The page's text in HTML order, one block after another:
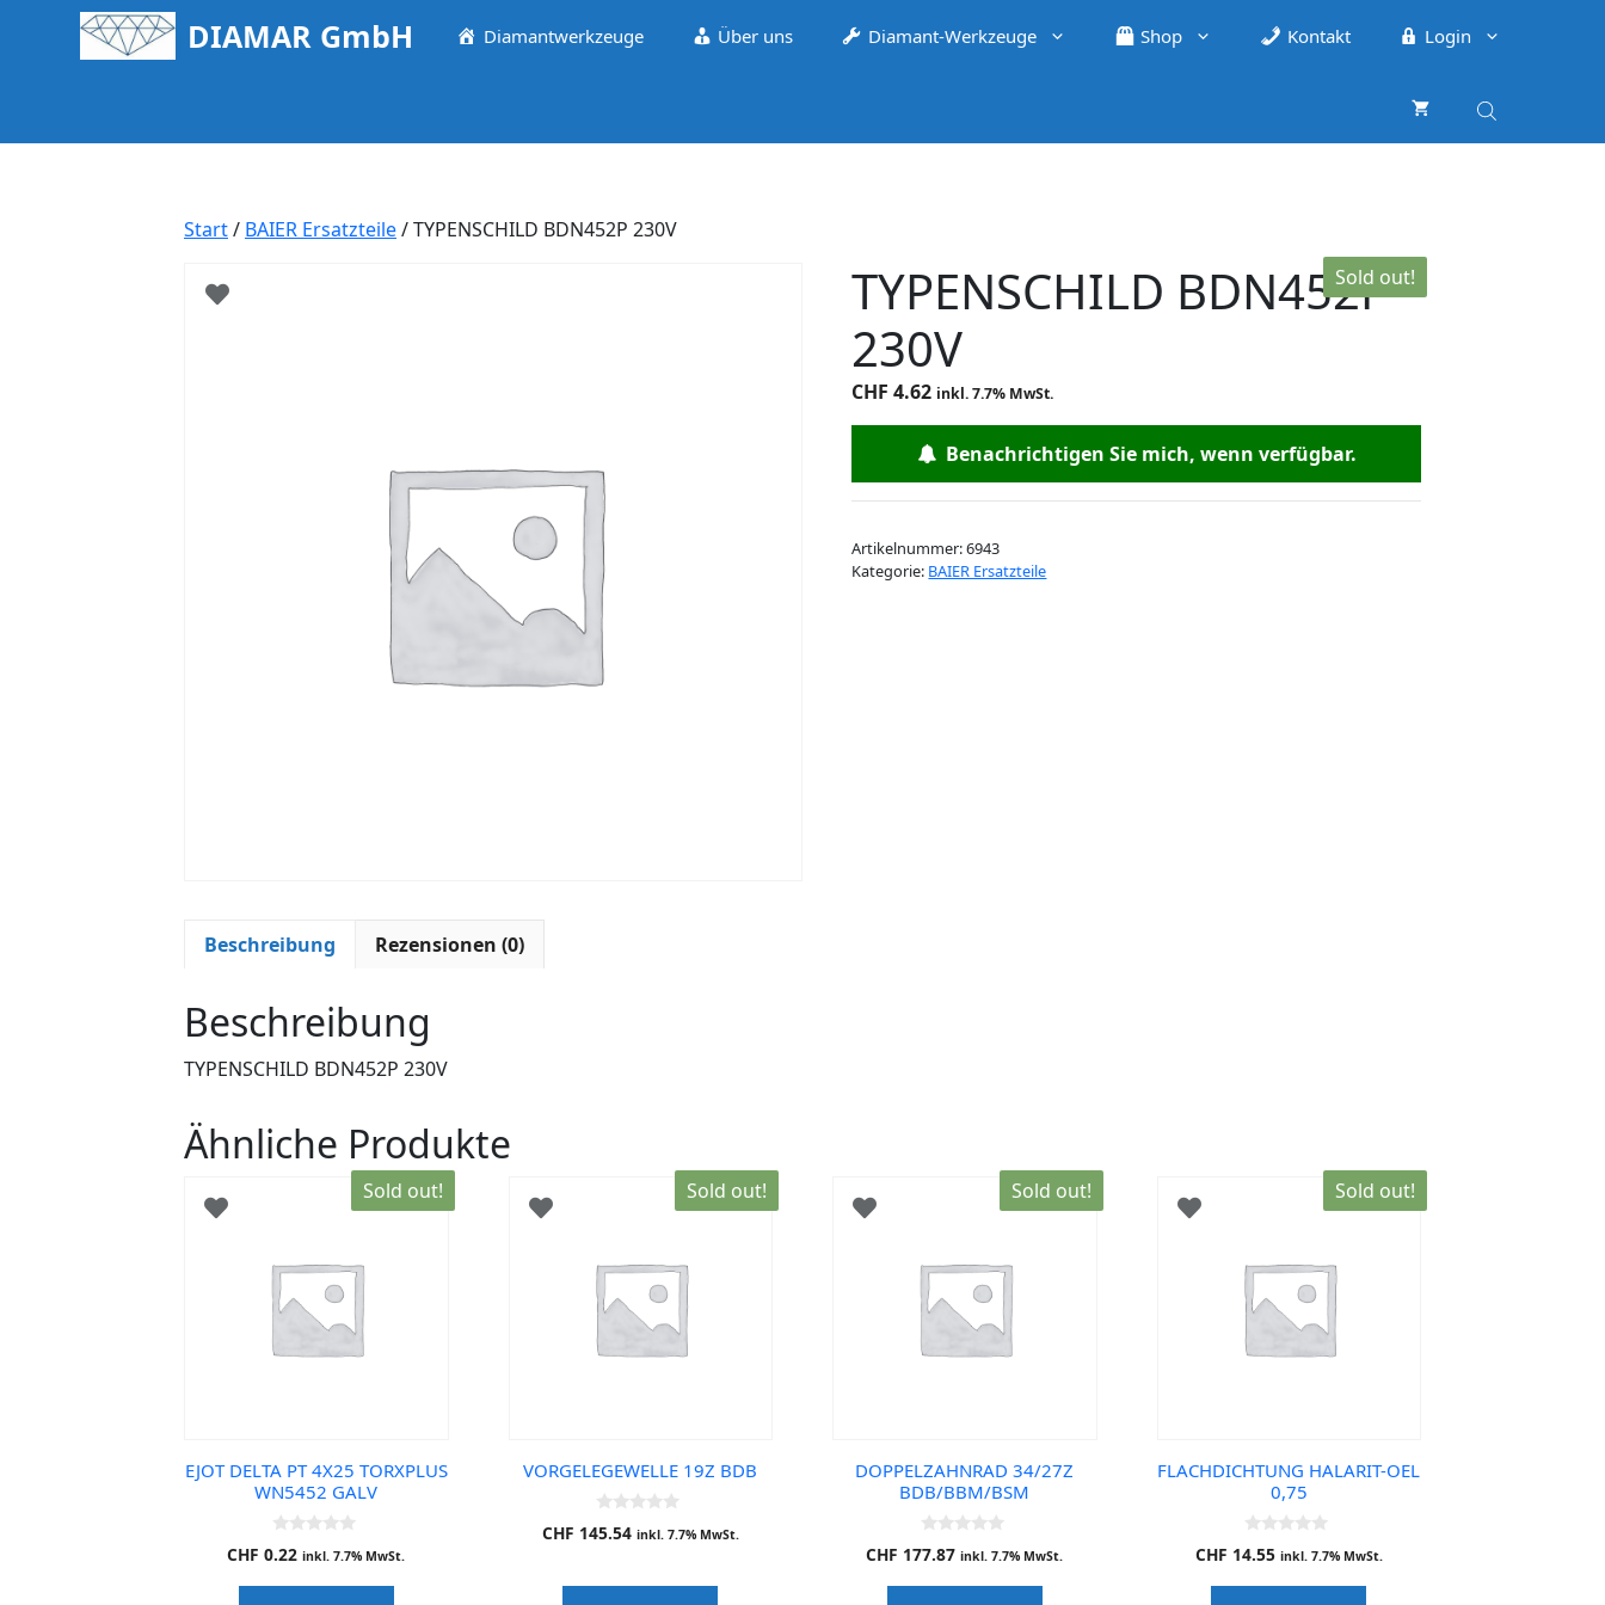
DIAMAR GmbH Diamantwerkzeuge Über uns Diamant-Werkzeuge Shop Kontakt Login
Start/ BAIER Ersatzteile/ TYPENSCHILD BDN452P 230V
Sold out!
TYPENSCHILD BDN452P
230V
CHF 4.62 inkl. 7.7% MwSt.
Benachrichtigen Sie mich, wenn verfügbar.
Artikelnummer:6943
Kategorie: BAIER Ersatzteile
Beschreibung Rezensionen (0)
Beschreibung
TYPENSCHILD BDN452P 230V
Ähnliche Produkte
Sold out!
EJOT DELTA PT 4X25 TORXPLUS
WN5452 GALV
0
o
CHF 0.22 inkl. 7.7% MwSt.
Sold out!
VORGELEGEWELLE 19Z BDB
0
o
o
CHF 145.54 inkl. 7.7% MwSt.
Sold out!
DOPPELZAHNRAD 34/27Z
BDB/BBM/BSM
0
o
CHF 177.87 inkl. 7.7% MwSt.
Sold out!
FLACHDICHTUNG HALARIT-OEL
0,75
0
o
CHF 14.55 inkl. 7.7% MwSt.